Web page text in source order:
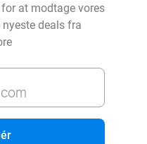
at modtage vores
deals fra